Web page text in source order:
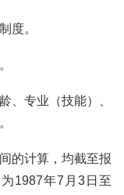
度。
、专业（技能）、
的计算，均截至报
1987年7月3日至